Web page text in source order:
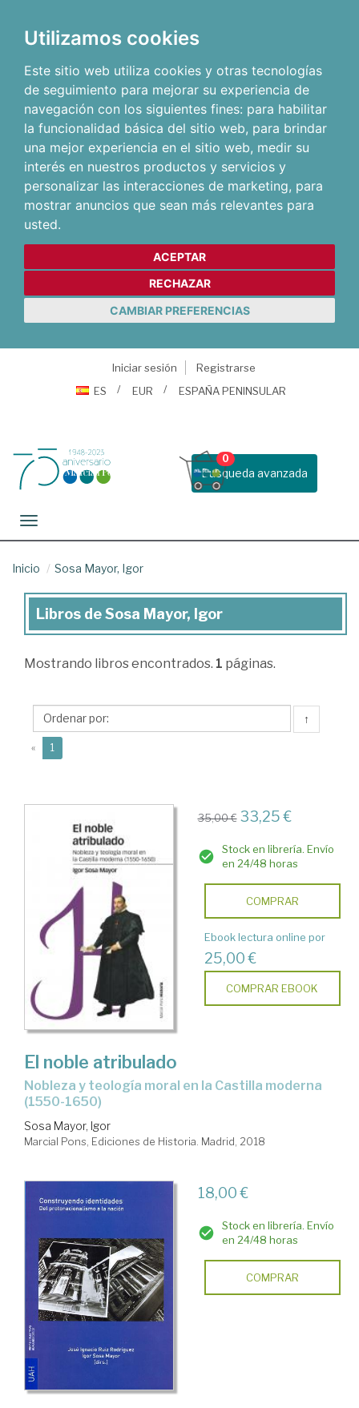
Utilizamos cookies
Este sitio web utiliza cookies y otras tecnologías
de seguimiento para mejorar su experiencia de
navegación con los siguientes fines: para habilitar
la funcionalidad básica del sitio web, para brindar
una mejor experiencia en el sitio web, medir su
interés en nuestros productos y servicios y
personalizar las interacciones de marketing, para
mostrar anuncios que sean más relevantes para
usted.
ACEPTAR
RECHAZAR
CAMBIAR PREFERENCIAS
Iniciar sesión
Registrarse
ES
EUR ESPAÑA PENINSULAR
Busqueda avanzada
0
Toggle navigation
Inicio Sosa Mayor, Igor
Libros
Sosa
Igor
Libros de Sosa Mayor, Igor
Mostrando libros encontrados. 1 páginas.
↑
« 1
35,00 € 33,25 €
Stock en librería. Envío
en 24/48 horas
COMPRAR
Ebook lectura online por
25,00 €
COMPRAR EBOOK
El noble atribulado
nobleza y teología moral en la Castilla moderna
(1550-1650)
Sosa Mayor, Igor
Marcial Pons, Ediciones de Historia. Madrid, 2018
18,00 €
Stock en librería. Envío
en 24/48 horas
COMPRAR